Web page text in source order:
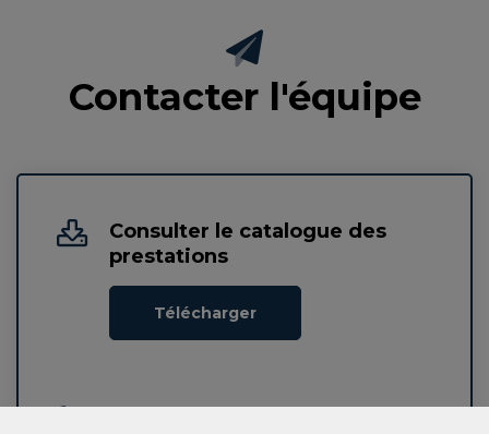
Contacter l'équipe
Consulter le catalogue des
prestations
Télécharger